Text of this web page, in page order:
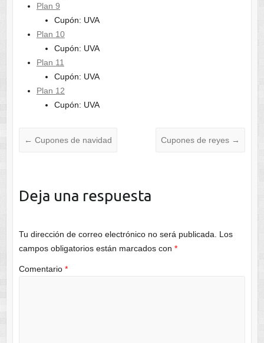
Plan 9
Cupón: UVA
Plan 10
Cupón: UVA
Plan 11
Cupón: UVA
Plan 12
Cupón: UVA
← Cupones de navidad Cupones de reyes →
Deja una respuesta
Tu dirección de correo electrónico no será publicada.
Los
campos obligatorios están marcados con *
Comentario *